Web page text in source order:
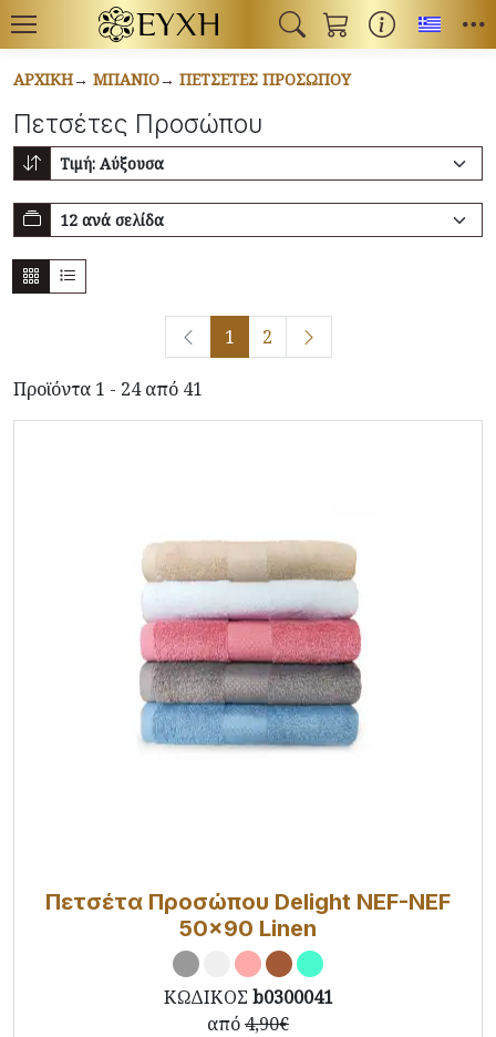
ΑΡΧΙΚΉ ΜΠΆΝΙΟ ΠΕΤΣΈΤΕΣ ΠΡΟΣΏΠΟΥ
Πετσέτες Προσώπου
1 2
Προϊόντα 1 - 24 από 41
Πετσέτα Προσώπου Delight NEF-NEF
50x90 Linen
ΚΩΔΙΚΟΣ b0300041
από4,90€